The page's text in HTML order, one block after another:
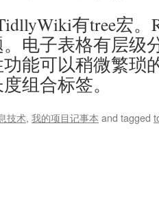
有tree宏。
电子表格有层级
能可以稍微繁琐
组合标签。
技术, 我的项目记事本 and tagged